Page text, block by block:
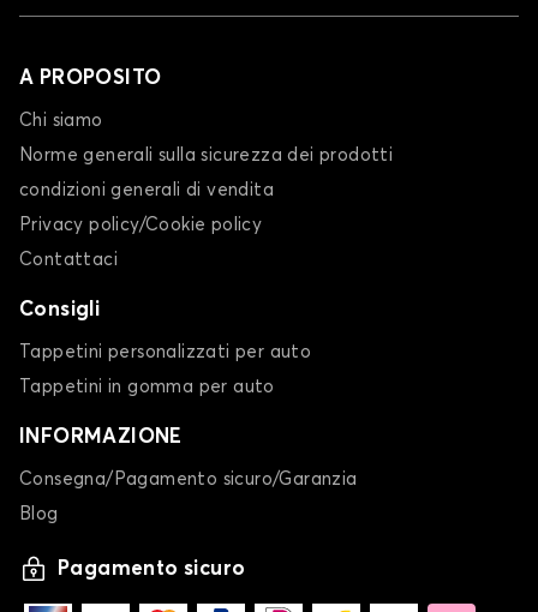
A PROPOSITO
Chi siamo
Norme generali sulla sicurezza dei prodotti
condizioni generali di vendita
Privacy policy/Cookie policy
Contattaci
Consigli
Tappetini personalizzati per auto
Tappetini in gomma per auto
INFORMAZIONE
Consegna/Pagamento sicuro/Garanzia
Blog
Pagamento sicuro